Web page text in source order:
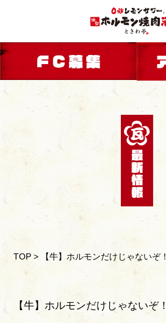
TOP > 【牛】ホルモンだけじゃないぞ！
【牛】ホルモンだけじゃないぞ！